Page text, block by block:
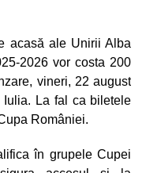
acasă ale Unirii Alba
2026 vor costa 200
vineri, 22 august
La fal ca biletele
României.
în grupele Cupei